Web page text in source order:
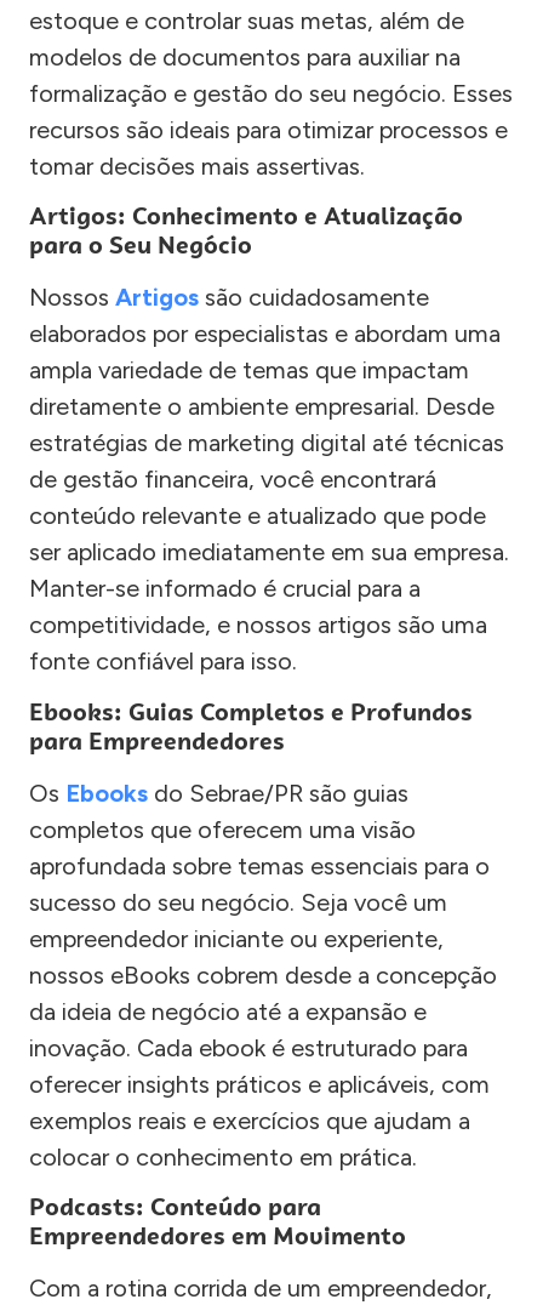
estoque e controlar suas metas, além de
modelos de documentos para auxiliar na
formalização e gestão do seu negócio. Esses
recursos são ideais para otimizar processos e
tomar decisões mais assertivas.
Artigos: Conhecimento e Atualização
para o Seu Negócio
Nossos Artigos são cuidadosamente
elaborados por especialistas e abordam uma
ampla variedade de temas que impactam
diretamente o ambiente empresarial. Desde
estratégias de marketing digital até técnicas
de gestão financeira, você encontrará
conteúdo relevante e atualizado que pode
ser aplicado imediatamente em sua empresa.
Manter-se informado é crucial para a
competitividade, e nossos artigos são uma
fonte confiável para isso.
Ebooks: Guias Completos e Profundos
para Empreendedores
Os Ebooks do Sebrae/PR são guias
completos que oferecem uma visão
aprofundada sobre temas essenciais para o
sucesso do seu negócio. Seja você um
empreendedor iniciante ou experiente,
nossos eBooks cobrem desde a concepção
da ideia de negócio até a expansão e
inovação. Cada ebook é estruturado para
oferecer insights práticos e aplicáveis, com
exemplos reais e exercícios que ajudam a
colocar o conhecimento em prática.
Podcasts: Conteúdo para
Empreendedores em Movimento
Com a rotina corrida de um empreendedor,